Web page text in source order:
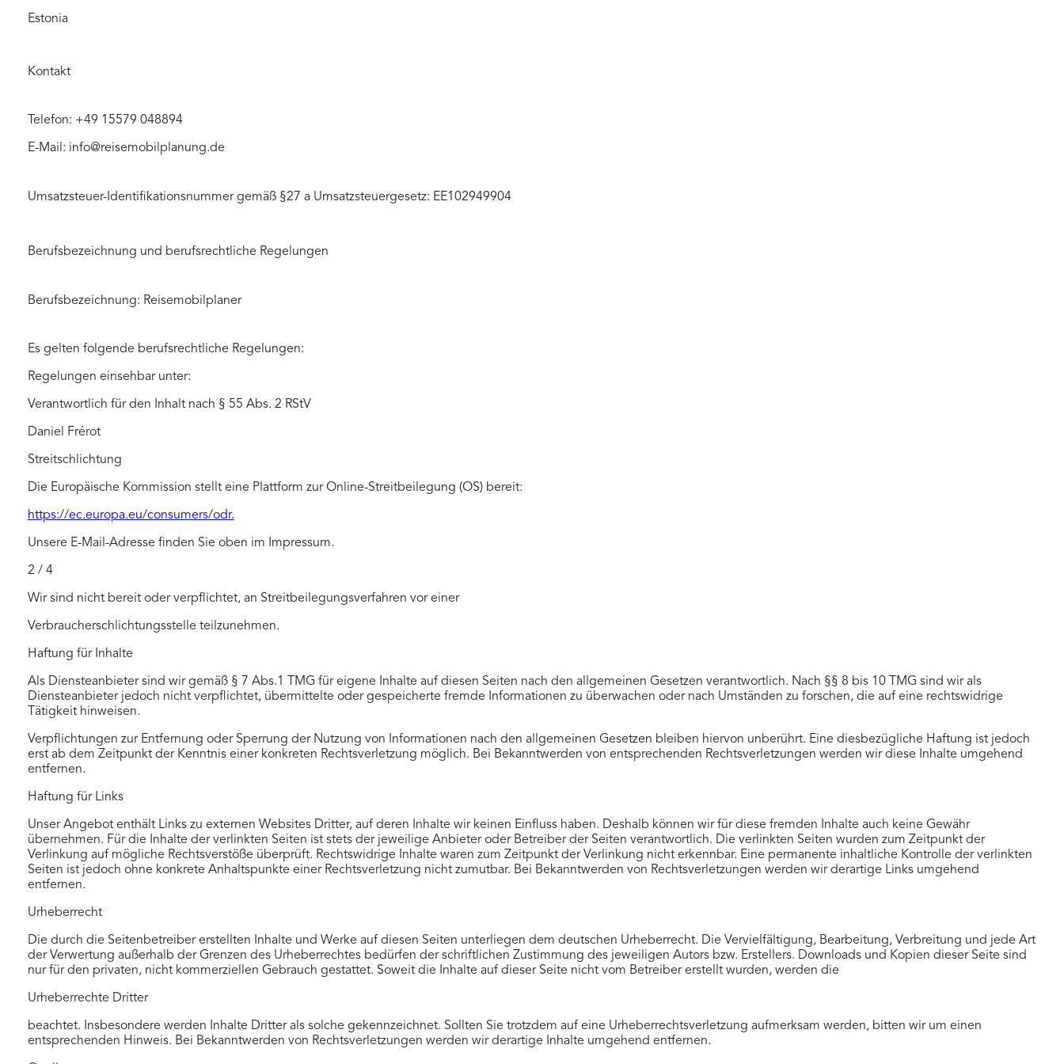
Estonia
Kontakt
Telefon: +49 15579 048894
E-Mail: info@reisemobilplanung.de
Umsatzsteuer-Identifikationsnummer gemäß §27 a Umsatzsteuergesetz: EE102949904
Berufsbezeichnung und berufsrechtliche Regelungen
Berufsbezeichnung: Reisemobilplaner
Es gelten folgende berufsrechtliche Regelungen:
Regelungen einsehbar unter:
Verantwortlich für den Inhalt nach § 55 Abs. 2 RStV
Daniel Frérot
Streitschlichtung
Die Europäische Kommission stellt eine Plattform zur Online-Streitbeilegung (OS) bereit:
https://ec.europa.eu/consumers/odr.
Unsere E-Mail-Adresse finden Sie oben im Impressum.
2 / 4
Wir sind nicht bereit oder verpflichtet, an Streitbeilegungsverfahren vor einer
Verbraucherschlichtungsstelle teilzunehmen.
Haftung für Inhalte
Als Diensteanbieter sind wir gemäß § 7 Abs.1 TMG für eigene Inhalte auf diesen Seiten nach den allgemeinen Gesetzen verantwortlich. Nach §§ 8 bis 10 TMG sind wir als
Diensteanbieter jedoch nicht verpflichtet, übermittelte oder gespeicherte fremde Informationen zu überwachen oder nach Umständen zu forschen, die auf eine rechtswidrige
Tätigkeit hinweisen.
Verpflichtungen zur Entfernung oder Sperrung der Nutzung von Informationen nach den allgemeinen Gesetzen bleiben hiervon unberührt. Eine diesbezügliche Haftung ist jedoch
erst ab dem Zeitpunkt der Kenntnis einer konkreten Rechtsverletzung möglich. Bei Bekanntwerden von entsprechenden Rechtsverletzungen werden wir diese Inhalte umgehend
entfernen.
Haftung für Links
Unser Angebot enthält Links zu externen Websites Dritter, auf deren Inhalte wir keinen Einfluss haben. Deshalb können wir für diese fremden Inhalte auch keine Gewähr
übernehmen. Für die Inhalte der verlinkten Seiten ist stets der jeweilige Anbieter oder Betreiber der Seiten verantwortlich. Die verlinkten Seiten wurden zum Zeitpunkt der
Verlinkung auf mögliche Rechtsverstöße überprüft. Rechtswidrige Inhalte waren zum Zeitpunkt der Verlinkung nicht erkennbar. Eine permanente inhaltliche Kontrolle der verlinkten
Seiten ist jedoch ohne konkrete Anhaltspunkte einer Rechtsverletzung nicht zumutbar. Bei Bekanntwerden von Rechtsverletzungen werden wir derartige Links umgehend
entfernen.
Urheberrecht
Die durch die Seitenbetreiber erstellten Inhalte und Werke auf diesen Seiten unterliegen dem deutschen Urheberrecht. Die Vervielfältigung, Bearbeitung, Verbreitung und jede Art
der Verwertung außerhalb der Grenzen des Urheberrechtes bedürfen der schriftlichen Zustimmung des jeweiligen Autors bzw. Erstellers. Downloads und Kopien dieser Seite sind
nur für den privaten, nicht kommerziellen Gebrauch gestattet. Soweit die Inhalte auf dieser Seite nicht vom Betreiber erstellt wurden, werden die
Urheberrechte Dritter
beachtet. Insbesondere werden Inhalte Dritter als solche gekennzeichnet. Sollten Sie trotzdem auf eine Urheberrechtsverletzung aufmerksam werden, bitten wir um einen
entsprechenden Hinweis. Bei Bekanntwerden von Rechtsverletzungen werden wir derartige Inhalte umgehend entfernen.